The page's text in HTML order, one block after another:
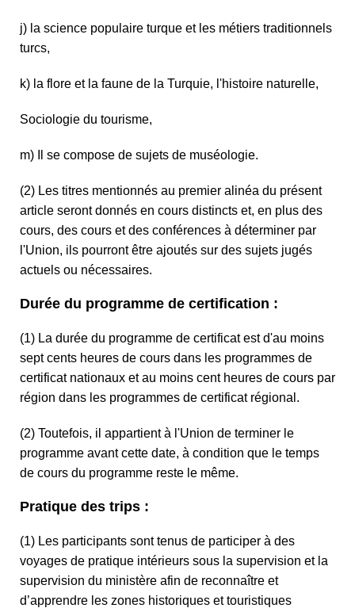
j) la science populaire turque et les métiers traditionnels
turcs,
k) la flore et la faune de la Turquie, l'histoire naturelle,
Sociologie du tourisme,
m) Il se compose de sujets de muséologie.
(2) Les titres mentionnés au premier alinéa du présent
article seront donnés en cours distincts et, en plus des
cours, des cours et des conférences à déterminer par
l'Union, ils pourront être ajoutés sur des sujets jugés
actuels ou nécessaires.
Durée du programme de certification :
(1) La durée du programme de certificat est d'au moins
sept cents heures de cours dans les programmes de
certificat nationaux et au moins cent heures de cours par
région dans les programmes de certificat régional.
(2) Toutefois, il appartient à l'Union de terminer le
programme avant cette date, à condition que le temps
de cours du programme reste le même.
Pratique des trips :
(1) Les participants sont tenus de participer à des
voyages de pratique intérieurs sous la supervision et la
supervision du ministère afin de reconnaître et
d’apprendre les zones historiques et touristiques